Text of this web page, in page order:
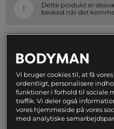
!
Dette produkt er
besked når det
PWO Shot er et kosttilskud
med i tasken eller lommen.
og shakers, og tag i stedet
Læs mere
Vi bruger cookies til, at få
ordentligt, personalisere
funktioner i forhold til sociale
traffik. Vi deler også
vores hjemmeside på vores
med analytiske